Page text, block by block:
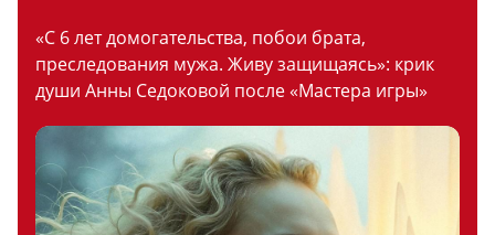
«С 6 лет домогательства, побои брата,
преследования мужа. Живу защищаясь»: крик
души Анны Седоковой после «Мастера игры»